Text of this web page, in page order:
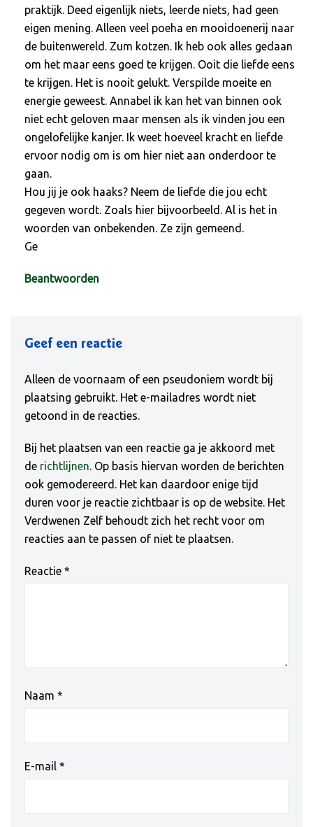
praktijk. Deed eigenlijk niets, leerde niets, had geen
eigen mening. Alleen veel poeha en mooidoenerij naar
de buitenwereld. Zum kotzen. Ik heb ook alles gedaan
om het maar eens goed te krijgen. Ooit die liefde eens
te krijgen. Het is nooit gelukt. Verspilde moeite en
energie geweest. Annabel ik kan het van binnen ook
niet echt geloven maar mensen als ik vinden jou een
ongelofelijke kanjer. Ik weet hoeveel kracht en liefde
ervoor nodig om is om hier niet aan onderdoor te
gaan.
Hou jij je ook haaks? Neem de liefde die jou echt
gegeven wordt. Zoals hier bijvoorbeeld. Al is het in
woorden van onbekenden. Ze zijn gemeend.
Ge
Beantwoorden
Geef een reactie
Alleen de voornaam of een pseudoniem wordt bij
plaatsing gebruikt. Het e-mailadres wordt niet
getoond in de reacties.
Bij het plaatsen van een reactie ga je akkoord met
de richtlijnen. Op basis hiervan worden de berichten
ook gemodereerd. Het kan daardoor enige tijd
duren voor je reactie zichtbaar is op de website. Het
Verdwenen Zelf behoudt zich het recht voor om
reacties aan te passen of niet te plaatsen.
Reactie *
Naam *
E-mail *